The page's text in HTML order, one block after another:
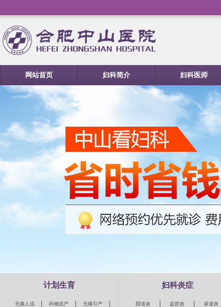
网站首页 妇科简介 妇科医师
计划生育
无痛人流 药物流产 无痛引产
妇科炎症
阴道炎 盆腔炎 尿道炎